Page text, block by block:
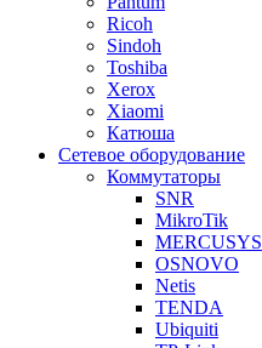
Ricoh
Sindoh
Toshiba
Xerox
Xiaomi
Катюша
Сетевое оборудование
Коммутаторы
SNR
MikroTik
MERCUSYS
OSNOVO
Netis
TENDA
Ubiquiti